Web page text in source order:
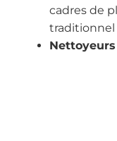
cadres de
traditionnel
Nettoyeurs